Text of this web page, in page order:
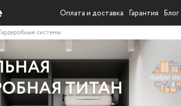
Оплата и доставка Гарантия Блог
Гардеробные системы